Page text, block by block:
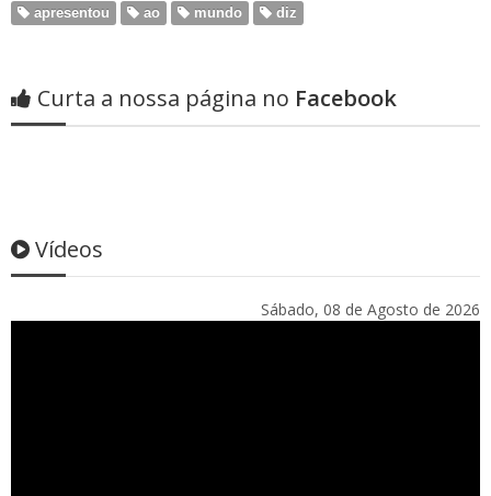
apresentou
ao mundo diz
Curta a nossa página no Facebook
Vídeos
Sábado, 08 de Agosto de 2026